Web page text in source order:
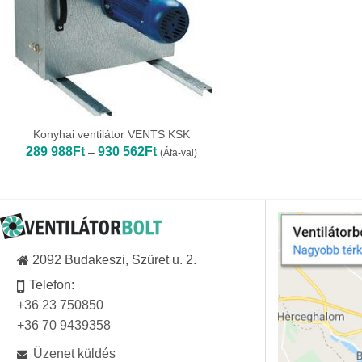
Konyhai ventilátor VENTS KSK
289 988Ft – 930 562FtÁrtartomány:
289
(Áfa-val)
2092 Budakeszi, Szüret u. 2.
Telefon:
+36 23 750850
+36 70 9439358
Üzenet küldés